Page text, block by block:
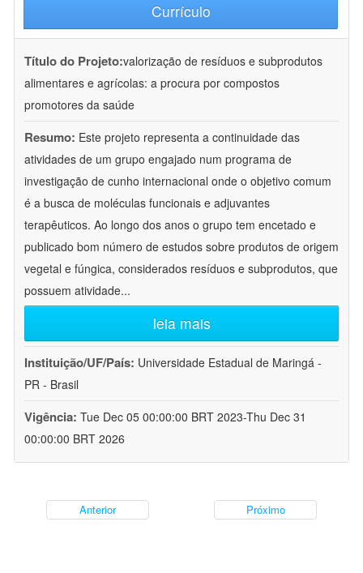
Currículo
Título do Projeto:valorização de resíduos e subprodutos
alimentares e agrícolas: a procura por compostos
promotores da saúde
Resumo: Este projeto representa a continuidade das
atividades de um grupo engajado num programa de
investigação de cunho internacional onde o objetivo comum
é a busca de moléculas funcionais e adjuvantes
terapêuticos. Ao longo dos anos o grupo tem encetado e
publicado bom número de estudos sobre produtos de origem
vegetal e fúngica, considerados resíduos e subprodutos, que
possuem atividade...
leia mais
Instituição/UF/País: Universidade Estadual de Maringá -
PR - Brasil
Vigência: Tue Dec 05 00:00:00 BRT 2023-Thu Dec 31
00:00:00 BRT 2026
Anterior Próximo